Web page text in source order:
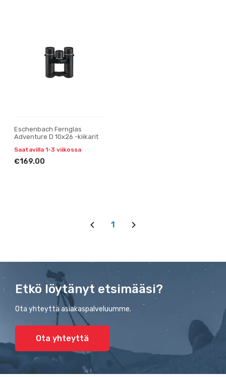
Eschenbach Fernglas
Adventure D 10x26 -kiikarit
Saatavilla 1-3 viikossa
€169.00
1
Etkö löytänyt etsimääsi?
Ota yhteyttä asiakaspalveluumme.
Ota yhteyttä